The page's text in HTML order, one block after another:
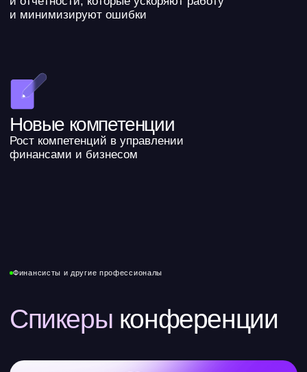
Станислав Кутузов
СЕО и основатель сервиса «Финансист», экс-
руководитель дивизиона General Motors в России
AI и автоматизация в работе финансиста:
от возможностей к результатам
финансы»
Как создать финмодель через нейросети без Excel.